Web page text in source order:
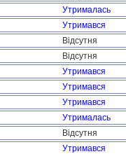
Утрималась
Утримався
Відсутня
Відсутня
Утримався
Утримався
Утримався
Утрималась
Відсутня
Утримався